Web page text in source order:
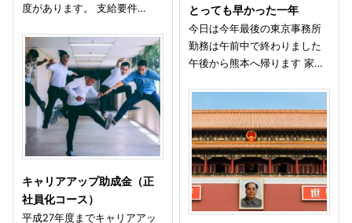
度があります。 支給要件…
キャリアアップ助成金（正
社員化コース）
平成27年度までキャリアアッ
とっても早かった一年
今日は今年最後の東京事務所
勤務は午前中で終わりました
午後から熊本へ帰ります 家…